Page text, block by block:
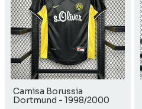
Camisa Borussia
Dortmund - 1998/2000